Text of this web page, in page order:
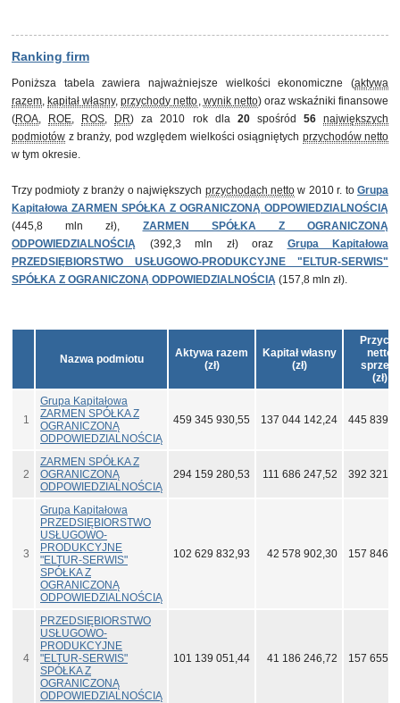
Ranking firm
Poniższa tabela zawiera najważniejsze wielkości ekonomiczne (aktywa
razem, kapitał własny,przychody netto, wynik netto) oraz wskaźniki finansowe
(ROA, ROE, ROS, DR) za 2010 rok dla 20spośród 56 największych
podmiotów z branży, pod względem wielkości osiągniętych przychodów netto
w tym okresie.
Trzy podmioty z branży o największych przychodach nettow 2010 r. toGrupa
Kapitałowa ZARMEN SPÓŁKA Z OGRANICZONĄ ODPOWIEDZIALNOŚCIĄ
(445,8 mln zł), ZARMEN SPÓŁKA Z OGRANICZONĄ
ODPOWIEDZIALNOŚCIĄ (392,3 mln zł) oraz Grupa Kapitałowa
PRZEDSIĘBIORSTWO USŁUGOWO-PRODUKCYJNE "ELTUR-SERWIS"
SPÓŁKA Z OGRANICZONĄ ODPOWIEDZIALNOŚCIĄ (157,8 mln zł).
Nazwa podmiotu
Aktywa razem
(zł)
Kapitał własny
(zł)
netto
(zł)
1
Grupa Kapitałowa
ZARMEN SPÓŁKA Z
OGRANICZONĄ
ODPOWIEDZIALNOŚCIĄ
459 345 930,55 137 044 142,24 445 839
2
ZARMEN SPÓŁKA Z
OGRANICZONĄ
ODPOWIEDZIALNOŚCIĄ
294 159 280,53 111 686 247,52 392 321
3
Grupa Kapitałowa
PRZEDSIĘBIORSTWO
USŁUGOWO-
PRODUKCYJNE
"ELTUR-SERWIS"
SPÓŁKA Z
OGRANICZONĄ
ODPOWIEDZIALNOŚCIĄ
102 629 832,93 42 578 902,30 157 846
4
PRZEDSIĘBIORSTWO
USŁUGOWO-
PRODUKCYJNE
"ELTUR-SERWIS"
SPÓŁKA Z
OGRANICZONĄ
ODPOWIEDZIALNOŚCIĄ
101 139 051,44 41 186 246,72 157 655